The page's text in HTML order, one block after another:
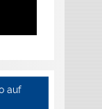
auf